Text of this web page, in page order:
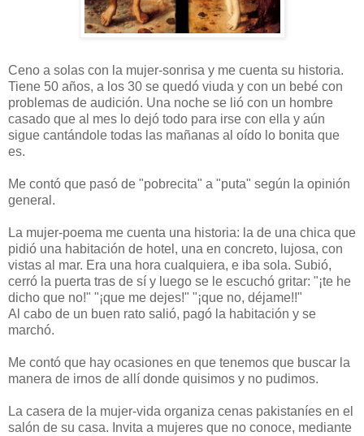
Ceno a solas con la mujer-sonrisa y me cuenta su historia.
Tiene 50 años, a los 30 se quedó viuda y con un bebé con
problemas de audición. Una noche se lió con un hombre
casado que al mes lo dejó todo para irse con ella y aún
sigue cantándole todas las mañanas al oído lo bonita que
es.
Me contó que pasó de "pobrecita" a "puta" según la opinión
general.
La mujer-poema me cuenta una historia: la de una chica que
pidió una habitación de hotel, una en concreto, lujosa, con
vistas al mar. Era una hora cualquiera, e iba sola. Subió,
cerró la puerta tras de sí y luego se le escuchó gritar: "¡te he
dicho que no!" "¡que me dejes!" "¡que no, déjame!!"
Al cabo de un buen rato salió, pagó la habitación y se
marchó.
Me contó que hay ocasiones en que tenemos que buscar la
manera de irnos de allí donde quisimos y no pudimos.
La casera de la mujer-vida organiza cenas pakistaníes en el
salón de su casa. Invita a mujeres que no conoce, mediante